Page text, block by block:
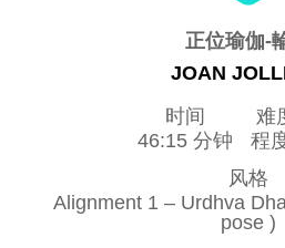
正位瑜伽-
JOAN
时间
46:15 分钟
难
程
风格
Alignment 1 – Urdhva
pose )